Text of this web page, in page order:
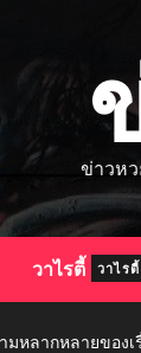
ข่าวห
วาไรตี้ วาไรตี้
มหลากหลายของ